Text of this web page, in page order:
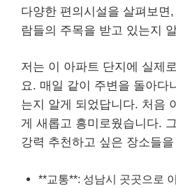
다양한 편의시설을 살펴보
람들의 주목을 받고 있는지
저는 이 아파트 단지에 실제
요. 매일 같이 주변을 돌아다
는지 알게 되었답니다. 처음
게 새롭고 흥미로웠습니다.
강력 추천하고 싶은 장소들
**교통**: 성남시 곳곳으로